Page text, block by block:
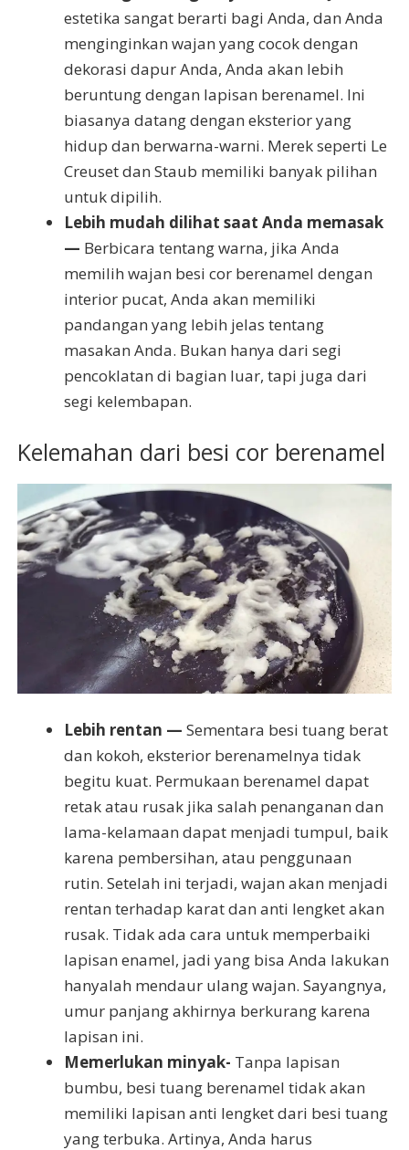
estetika sangat berarti bagi Anda, dan Anda
menginginkan wajan yang cocok dengan
dekorasi dapur Anda, Anda akan lebih
beruntung dengan lapisan berenamel. Ini
biasanya datang dengan eksterior yang
hidup dan berwarna-warni. Merek seperti Le
Creuset dan Staub memiliki banyak pilihan
untuk dipilih.
Lebih mudah dilihat saat Anda memasak
— Berbicara tentang warna, jika Anda
memilih wajan besi cor berenamel dengan
interior pucat, Anda akan memiliki
pandangan yang lebih jelas tentang
masakan Anda. Bukan hanya dari segi
pencoklatan di bagian luar, tapi juga dari
segi kelembapan.
Kelemahan dari besi cor berenamel
Lebih rentan — Sementara besi tuang berat
dan kokoh, eksterior berenamelnya tidak
begitu kuat. Permukaan berenamel dapat
retak atau rusak jika salah penanganan dan
lama-kelamaan dapat menjadi tumpul, baik
karena pembersihan, atau penggunaan
rutin. Setelah ini terjadi, wajan akan menjadi
rentan terhadap karat dan anti lengket akan
rusak. Tidak ada cara untuk memperbaiki
lapisan enamel, jadi yang bisa Anda lakukan
hanyalah mendaur ulang wajan. Sayangnya,
umur panjang akhirnya berkurang karena
lapisan ini.
Memerlukan minyak- Tanpa lapisan
bumbu, besi tuang berenamel tidak akan
memiliki lapisan anti lengket dari besi tuang
yang terbuka. Artinya, Anda harus